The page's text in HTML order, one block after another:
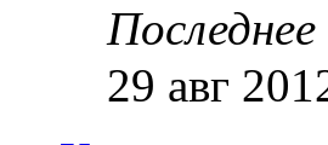
29 авг